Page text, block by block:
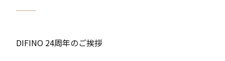
DIFINO 24周年のご挨拶